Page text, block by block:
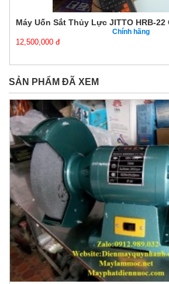
Chính hãng
12,500,000 đ
SẢN PHẨM ĐÃ XEM